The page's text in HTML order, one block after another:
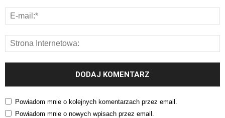
Powiadom mnie o kolejnych komentarzach przez email.
Powiadom mnie o nowych wpisach przez email.